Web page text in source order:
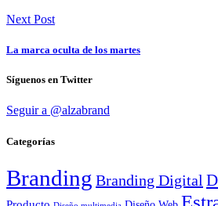
Next Post
La marca oculta de los martes
Síguenos en Twitter
Seguir a @alzabrand
Categorías
Branding Branding Digital